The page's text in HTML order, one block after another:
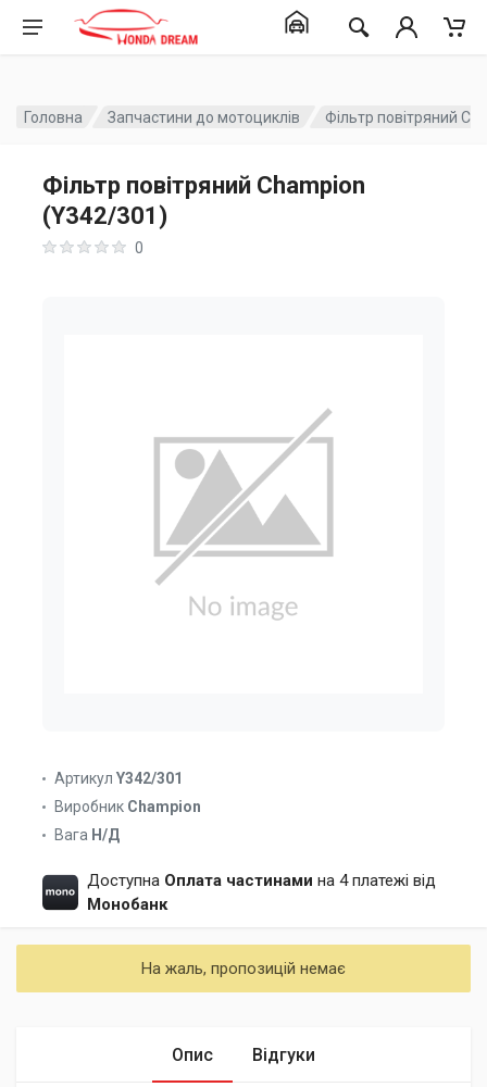
Головна Запчастини до мотоциклів Фільтр повітряний
Фільтр повітряний Champion
(Y342/301)
0
Артикул Y342/301
Виробник Champion
Вага Н/Д
Доступна Оплата частинами на 4 платежі від
Монобанк
На жаль, пропозицій немає
Опис Відгуки